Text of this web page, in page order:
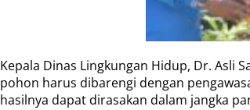
Kepala Dinas Lingkungan Hidup, Dr. Asli
pohon harus dibarengi dengan
hasilnya dapat dirasakan dalam jangka